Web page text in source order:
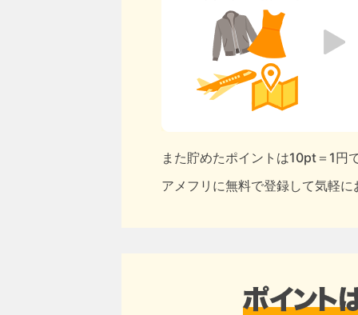
また貯めたポイントは10pt＝1円
アメフリに無料で登録して気軽